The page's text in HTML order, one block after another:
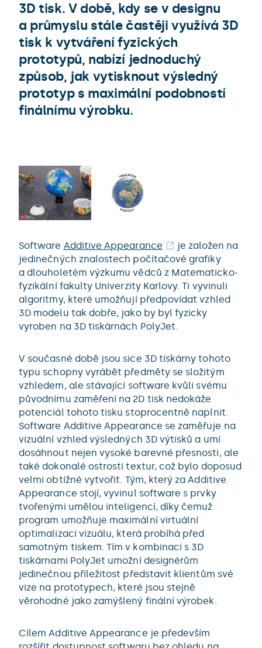
3D tisk. V době, kdy se v designu
a průmyslu stále častěji využívá 3D
tisk k vytváření fyzických
prototypů, nabízí jednoduchý
způsob, jak vytisknout výsledný
prototyp s maximální podobností
finálnímu výrobku.
Software Additive Appearance
je založen na
jedinečných znalostech počítačové grafiky
a dlouholetém výzkumu vědců z Matematicko-
fyzikální fakulty Univerzity Karlovy. Ti vyvinuli
algoritmy, které umožňují předpovídat vzhled
3D modelu tak dobře, jako by byl fyzicky
vyroben na 3D tiskárnách PolyJet.
V současné době jsou sice 3D tiskárny tohoto
typu schopny vyrábět předměty se složitým
vzhledem, ale stávající software kvůli svému
původnímu zaměření na 2D tisk nedokáže
potenciál tohoto tisku stoprocentně naplnit.
Software Additive Appearance se zaměřuje na
vizuální vzhled výsledných 3D výtisků a umí
dosáhnout nejen vysoké barevné přesnosti, ale
také dokonalé ostrosti textur, což bylo doposud
velmi obtížné vytvořit. Tým, který za Additive
Appearance stojí, vyvinul software s prvky
tvořenými umělou inteligencí, díky čemuž
program umožňuje maximální virtuální
optimalizaci vizuálu, která probíhá před
samotným tiskem. Tím v kombinaci s 3D
tiskárnami PolyJet umožní designérům
jedinečnou příležitost představit klientům své
vize na prototypech, které jsou stejně
věrohodné jako zamýšlený finální výrobek.
Cílem Additive Appearance je především